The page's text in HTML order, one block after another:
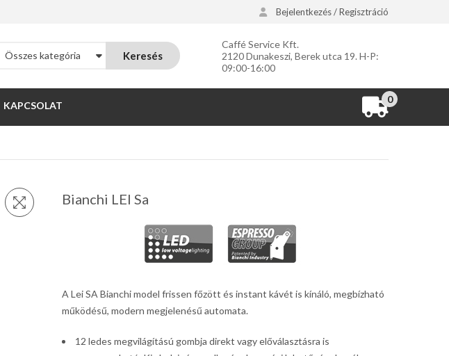
Bejelentkezés / Regisztráció
Összes kategória Keresés
Caffé Service Kft.
2120 Dunakeszi, Berek utca 19. H-P:
09:00-16:00
KAPCSOLAT
0
Bianchi LEI Sa
A Lei SA Bianchi model frissen főzött és instant kávét is kínáló, megbízható
működésű, modern megjelenésű automata.
12 ledes megvilágítású gombja direkt vagy előválasztásra is